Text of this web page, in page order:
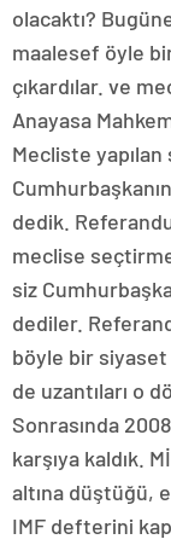
olacaktı?
maalesef öyle
çıkardılar. ve
Anayasa
Mecliste
dedik.
meclise
siz
dediler.
böyle bir siyaset
de uzantıları o
Sonrasında
karşıya kaldık.
altına düştüğü,
IMF defterini